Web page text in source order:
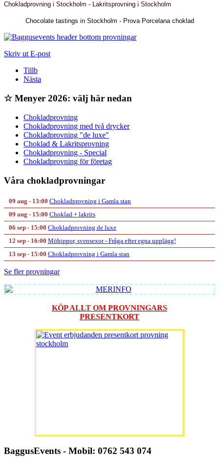
Chokladprovning i Stockholm - Lakritsprovning i Stockholm
Chocolate tastings in Stockholm - Prova Porcelana choklad
Skriv ut E-post
Tillb
Nästa
☆ Menyer 2026: välj här nedan
Chokladprovning
Chokladprovning med två drycker
Chokladprovning "de luxe"
Choklad & Lakritsprovning
Chokladprovning - Special
Chokladprovning för företag
Våra chokladprovningar
09 aug - 13:00 Chokladprovning i Gamla stan
09 aug - 15:00 Choklad + lakrits
06 sep - 15:00 Chokladprovning de luxe
12 sep - 16:00 Möhippor, svensexor - Fråga efter egna upplägg!
13 sep - 15:00 Chokladprovning i Gamla stan
Se fler provningar
KÖP ALLT OM PROVNINGARS
PRESENTKORT
BaggusEvents - Mobil: 0762 543 074